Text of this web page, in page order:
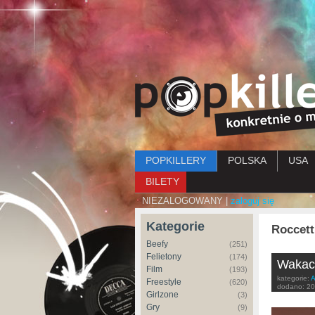
Menu główne
POPKILLERY POLSKA USA
BILETY
NIEZALOGOWANY | zaloguj się
Kategorie
Beefy (251)
Felietony (174)
Film (193)
Freestyle (620)
Girlzone (3)
Gry (9)
Roccett
kategorie:
dodano: